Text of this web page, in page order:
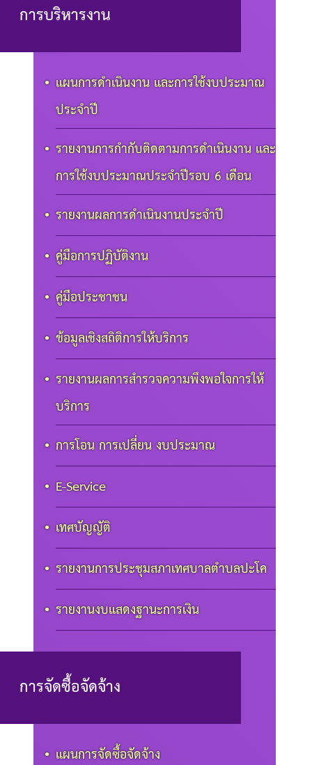
การบริหารงาน
แผนการดำเนินงาน และการใช้งบประมาณ
ประจำปี
รายงานการกำกับติดตามการดำเนินงาน และ
การใช้งบประมาณประจำปีรอบ 6 เดือน
รายงานผลการดำเนินงานประจำปี
คู่มือการปฏิบัติงาน
คู่มือประชาชน
ข้อมูลเชิงสถิติการให้บริการ
รายงานผลการสำรวจความพึงพอใจการให้
บริการ
การโอน การเปลี่ยน งบประมาณ
E-Service
เทศบัญญัติ
รายงานการประชุมสภาเทศบาลตำบลปะโค
รายงานงบแสดงฐานะการเงิน
การจัดซื้อจัดจ้าง
แผนการจัดซื้อจัดจ้าง